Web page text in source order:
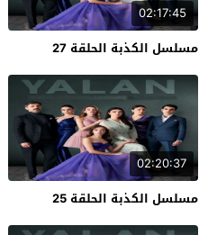
02:17:45
مسلسل الكذبة الحلقة 27
02:20:37
مسلسل الكذبة الحلقة 25